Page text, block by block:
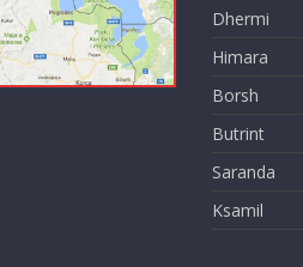
Dhermi
Himara
Borsh
Butrint
Saranda
Ksamil